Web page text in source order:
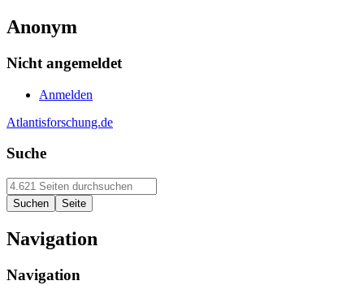
Anonym
Nicht angemeldet
Anmelden
Atlantisforschung.de
Suche
Navigation
Navigation